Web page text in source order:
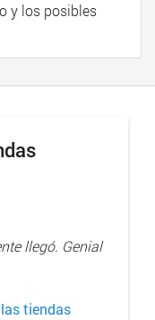
y los posibles
llegó. Genial
tiendas